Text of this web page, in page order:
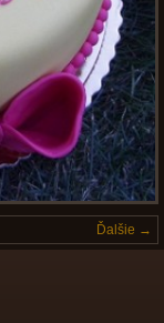
Ďalšie →